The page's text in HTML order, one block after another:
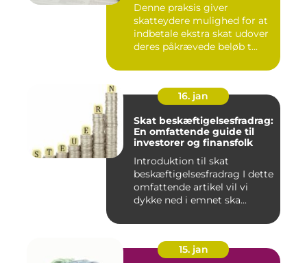
individer
Denne praksis giver
skatteydere mulighed for at
indbetale ekstra skat udover
deres påkrævede beløb t...
16. jan
Skat beskæftigelsesfradrag:
En omfattende guide til
investorer og finansfolk
Introduktion til skat
beskæftigelsesfradrag I dette
omfattende artikel vil vi
dykke ned i emnet ska...
15. jan